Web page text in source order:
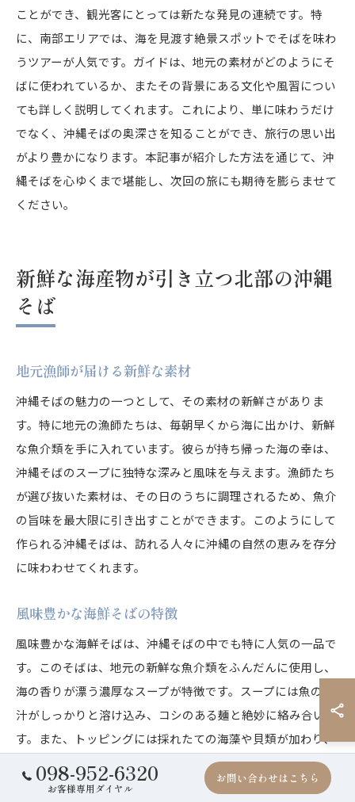
ことができ、観光客にとっては新たな発見の連続です。特
に、南部エリアでは、海を見渡す絶景スポットでそばを味わ
うツアーが人気です。ガイドは、地元の素材がどのようにそ
ばに使われているか、またその背景にある文化や風習につい
ても詳しく説明してくれます。これにより、単に味わうだけ
でなく、沖縄そばの奥深さを知ることができ、旅行の思い出
がより豊かになります。本記事が紹介した方法を通じて、沖
縄そばを心ゆくまで堪能し、次回の旅にも期待を膨らませて
ください。
新鮮な海産物が引き立つ北部の沖縄
そば
地元漁師が届ける新鮮な素材
沖縄そばの魅力の一つとして、その素材の新鮮さがありま
す。特に地元の漁師たちは、毎朝早くから海に出かけ、新鮮
な魚介類を手に入れています。彼らが持ち帰った海の幸は、
沖縄そばのスープに独特な深みと風味を与えます。漁師たち
が選び抜いた素材は、その日のうちに調理されるため、魚介
の旨味を最大限に引き出すことができます。このようにして
作られる沖縄そばは、訪れる人々に沖縄の自然の恵みを存分
に味わわせてくれます。
風味豊かな海鮮そばの特徴
風味豊かな海鮮そばは、沖縄そばの中でも特に人気の一品で
す。このそばは、地元の新鮮な魚介類をふんだんに使用し、
海の香りが漂う濃厚なスープが特徴です。スープには魚の出
汁がしっかりと溶け込み、コシのある麺と絶妙に絡み合いま
す。また、トッピングには採れたての海藻や貝類が加わり、
食感と風味にさらなる深みをもたらします。観光客にとって
も、沖縄の海を感じられる一杯として、訪れた際にはぜひ味
098-952-6320
お客様専用ダイヤル
お問い合わせはこちら